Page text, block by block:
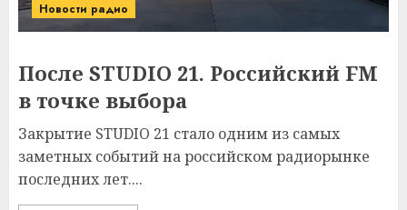
Новости радио
После STUDIO 21. Российский FM
в точке выбора
Закрытие STUDIO 21 стало одним из самых
заметных событий на российском радиорынке
последних лет....